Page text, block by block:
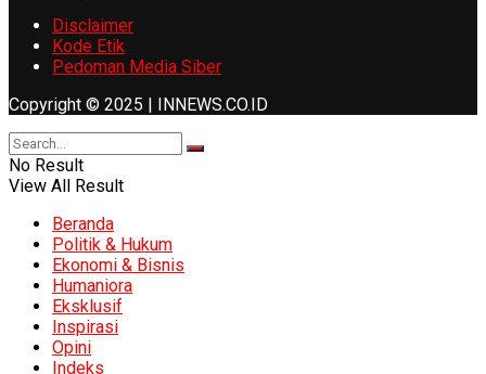
Disclaimer
Kode Etik
Pedoman Media Siber
Copyright © 2025 | INNEWS.CO.ID
No Result
View All Result
Beranda
Politik & Hukum
Ekonomi & Bisnis
Humaniora
Eksklusif
Inspirasi
Opini
Indeks